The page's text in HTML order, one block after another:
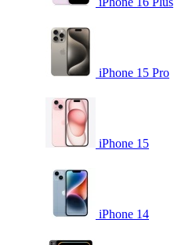
iPhone 15 Pro
iPhone 15
iPhone 14